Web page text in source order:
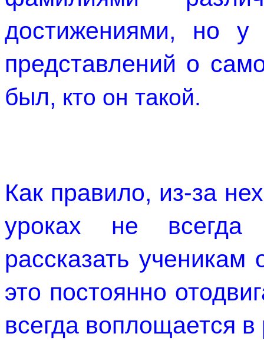
достижениями, но у
представлений о
был, кто он такой.
Как правило, из-за
уроках не всегда
рассказать
это постоянно
всегда воплощается